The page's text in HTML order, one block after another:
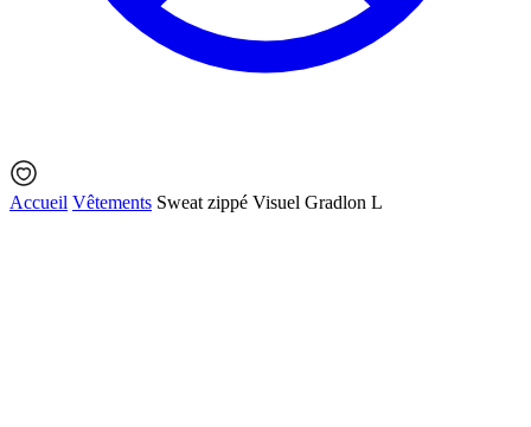
Accueil Vêtements Sweat zippé Visuel Gradlon L